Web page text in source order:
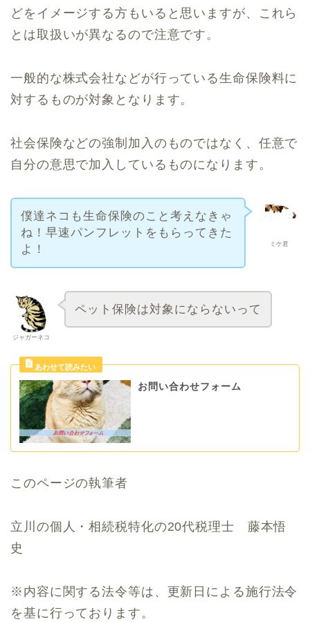
どをイメージする方もいると思いますが、これら
とは取扱いが異なるので注意です。
一般的な株式会社などが行っている生命保険料に
対するものが対象となります。
社会保険などの強制加入のものではなく、任意で
自分の意思で加入しているものになります。
ミケ君
僕達ネコも生命保険のこと考えなきゃ
ね！早速パンフレットをもらってきた
よ！
ジャガーネコ
ペット保険は対象にならないって
お問い合わせフォーム
このページの執筆者
立川の個人・相続税特化の20代税理士 藤本悟
史
※内容に関する法令等は、更新日による施行法令
を基に行っております。